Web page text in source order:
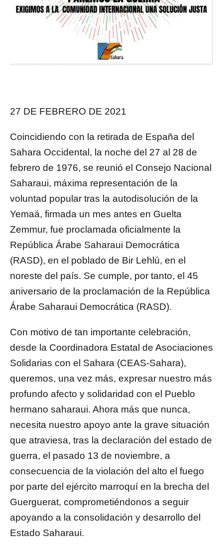
27 DE FEBRERO DE 2021
Coincidiendo con la retirada de España del
Sahara Occidental, la noche del 27 al 28 de
febrero de 1976, se reunió el Consejo Nacional
Saharaui, máxima representación de la
voluntad popular tras la autodisolución de la
Yemaá, firmada un mes antes en Guelta
Zemmur, fue proclamada oficialmente la
República Árabe Saharaui Democrática
(RASD), en el poblado de Bir Lehlú, en el
noreste del país. Se cumple, por tanto, el 45
aniversario de la proclamación de la República
Árabe Saharaui Democrática (RASD).
Con motivo de tan importante celebración,
desde la Coordinadora Estatal de Asociaciones
Solidarias con el Sahara (CEAS-Sahara),
queremos, una vez más, expresar nuestro más
profundo afecto y solidaridad con el Pueblo
hermano saharaui. Ahora más que nunca,
necesita nuestro apoyo ante la grave situación
que atraviesa, tras la declaración del estado de
guerra, el pasado 13 de noviembre, a
consecuencia de la violación del alto el fuego
por parte del ejército marroquí en la brecha del
Guerguerat, comprometiéndonos a seguir
apoyando a la consolidación y desarrollo del
Estado Saharaui.